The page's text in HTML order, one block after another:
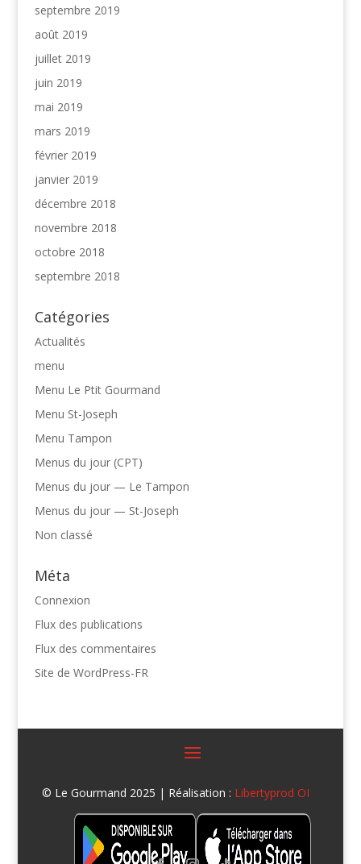
septembre 2019
août 2019
juillet 2019
juin 2019
mai 2019
mars 2019
février 2019
janvier 2019
décembre 2018
novembre 2018
octobre 2018
septembre 2018
Catégories
Actualités
menu
Menu Le Ptit Gourmand
Menu St-Joseph
Menu Tampon
Menus du jour (CPT)
Menus du jour — Le Tampon
Menus du jour — St-Joseph
Non classé
Méta
Connexion
Flux des publications
Flux des commentaires
Site de WordPress-FR
© Le Gourmand 2025 | Réalisation : Libertyprod OI